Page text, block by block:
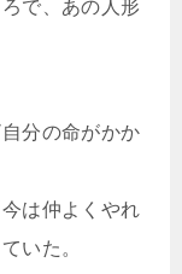
で、あの人形
分の命がかか
は仲よくやれ
いた。